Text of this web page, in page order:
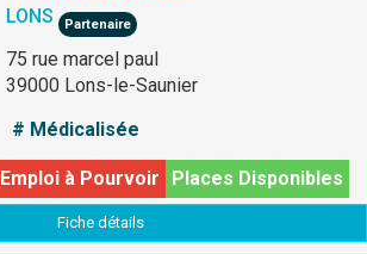
LONS
Partenaire
75 rue marcel paul
39000 Lons-le-Saunier
# Médicalisée
Places Disponibles
Emploi à Pourvoir
Fiche détails